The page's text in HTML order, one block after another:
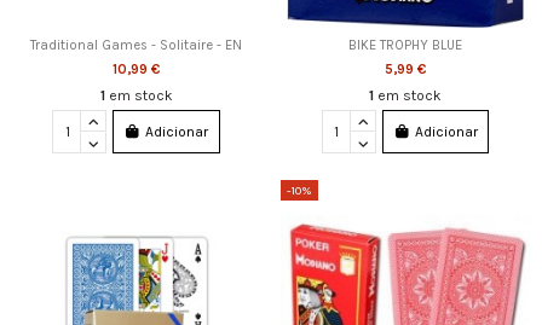
Traditional Games - Solitaire - EN
10,99 €
1 em stock
Adicionar
BIKE TROPHY BLUE
5,99 €
1 em stock
Adicionar
-10%